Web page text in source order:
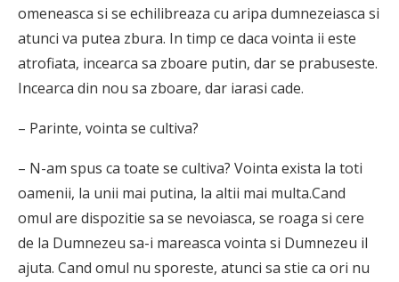
omeneasca si se echilibreaza cu aripa dumnezeiasca si
atunci va putea zbura. In timp ce daca vointa ii este
atrofiata, incearca sa zboare putin, dar se prabuseste.
Incearca din nou sa zboare, dar iarasi cade.
– Parinte, vointa se cultiva?
– N-am spus ca toate se cultiva? Vointa exista la toti
oamenii, la unii mai putina, la altii mai multa.Cand
omul are dispozitie sa se nevoiasca, se roaga si cere
de la Dumnezeu sa-i mareasca vointa si Dumnezeu il
ajuta. Cand omul nu sporeste, atunci sa stie ca ori nu